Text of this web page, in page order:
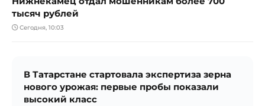
тысяч рублей
Сегодня, 10:03
В Татарстане стартовала экспертиза зерна
нового урожая: первые пробы показали
высокий класс